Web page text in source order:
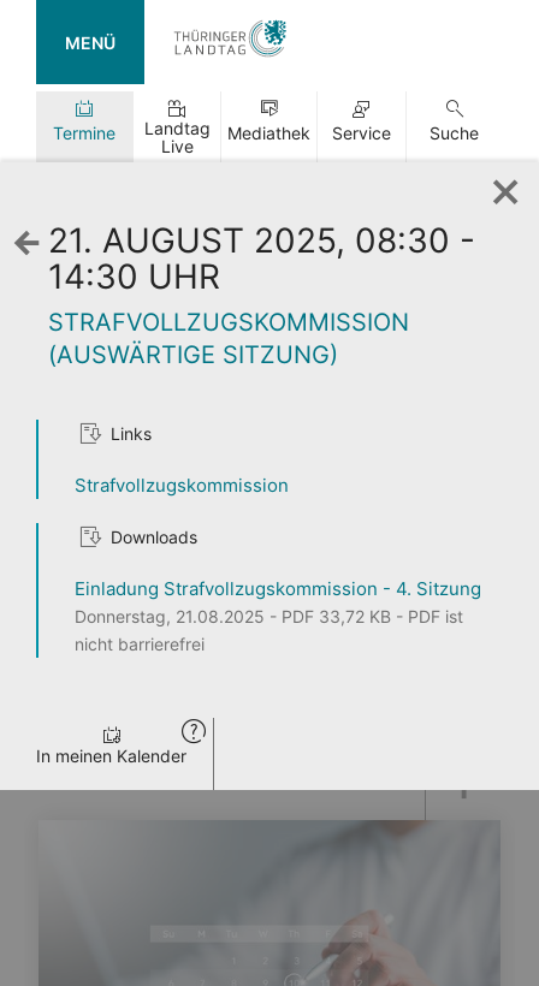
MENÜ
Termine
Zurück
Wochenansicht
21. AUGUST 2025, 08:30 -
14:30 UHR
STRAFVOLLZUGSKOMMISSION
(AUSWÄRTIGE SITZUNG)
Links
Strafvollzugskommission
Downloads
Einladung Strafvollzugskommission - 4. Sitzung
Donnerstag, 21.08.2025 - PDF 33,72 KB - PDF ist
nicht barrierefrei
In meinen Kalender
Landtag
Live
Mediathek Service Suche
TAG DER
OFFENEN TÜR
1 2 3
ENTDECKEN
PERSONEN
LANDTAG LIVE